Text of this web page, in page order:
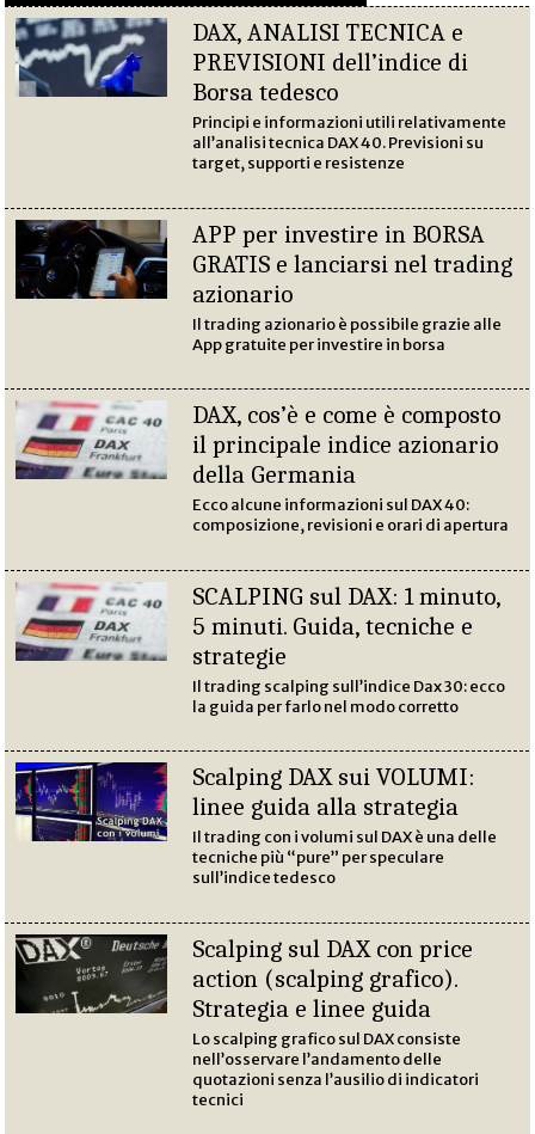
DAX, ANALISI TECNICA e
PREVISIONI dell’indice di
Borsa tedesco
Principi e informazioni utili relativamente
all’analisi tecnica DAX 40. Previsioni su
target, supporti e resistenze
APP per investire in BORSA
GRATIS e lanciarsi nel trading
azionario
Il trading azionario è possibile grazie alle
App gratuite per investire in borsa
DAX, cos’è e come è composto
il principale indice azionario
della Germania
Ecco alcune informazioni sul DAX 40:
composizione, revisioni e orari di apertura
SCALPING sul DAX: 1 minuto,
5 minuti. Guida, tecniche e
strategie
Il trading scalping sull’indice Dax 30: ecco
la guida per farlo nel modo corretto
Scalping DAX sui VOLUMI:
linee guida alla strategia
Il trading con i volumi sul DAX è una delle
tecniche più “pure” per speculare
sull’indice tedesco
Scalping sul DAX con price
action (scalping grafico).
Strategia e linee guida
Lo scalping grafico sul DAX consiste
nell’osservare l’andamento delle
quotazioni senza l’ausilio di indicatori
tecnici